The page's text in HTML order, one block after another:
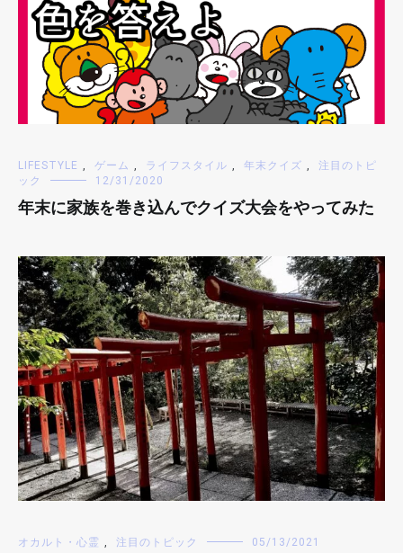
LIFESTYLE , ゲーム , ライフスタイル , 年末クイズ ,
注目のトピ
ック
12/31/2020
年末に家族を巻き込んでクイズ大会をやってみた
オカルト・心霊 , 注目のトピック 05/13/2021